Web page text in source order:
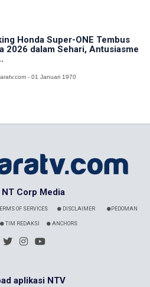
Honda Super-ONE Tembus
2026 dalam Sehari, Antusiasme
- 01 Januari 1970
NT Corp Media
OF SERVICES DISCLAIMER PEDOMAN
TIM REDAKSI ANCHORS
aplikasi NTV